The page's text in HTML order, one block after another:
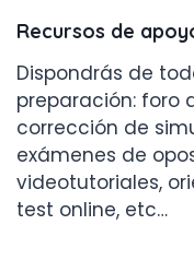
Recursos de
Dispondrás de
preparación: foro
corrección de
exámenes de
videotutoriales,
test online, etc…